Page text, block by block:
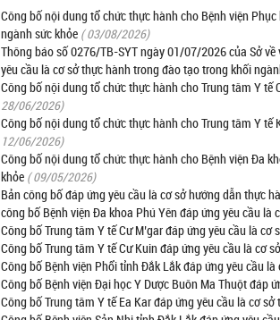
Công bố nội dung tổ chức thực hành cho Bệnh viện
ngành sức khỏe ( 03/08/2026)
Thông báo số 0276/TB-SYT ngày 01/07/2026 của Sở
yêu cầu là cơ sở thực hành trong đào tạo trong khối
Công bố nội dung tổ chức thực hành cho Trung tâm Y
28/06/2026)
Công bố nội dung tổ chức thực hành cho Trung tâm Y
12/06/2026)
Công bố nội dung tổ chức thực hành cho Bệnh viện Đa
khỏe ( 09/05/2026)
Bản công bố đáp ứng yêu cầu là cơ sở hướng dẫn thực
công bố Bệnh viện Đa khoa Phú Yên đáp ứng yêu cầu
Công bố Trung tâm Y tế Cư M’gar đáp ứng yêu cầu là
Công bố Trung tâm Y tế Cư Kuin đáp ứng yêu cầu là cơ
Công bố Bệnh viện Phổi tỉnh Đắk Lắk đáp ứng yêu cầu
Công bố Bệnh viện Đại học Y Dược Buôn Ma Thuột đáp
Công bố Trung tâm Y tế Ea Kar đáp ứng yêu cầu là cơ